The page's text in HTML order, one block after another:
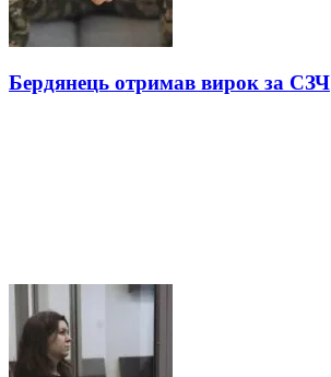
Бердянець отримав вирок за СЗЧ